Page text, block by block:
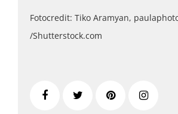
Fotocredit: Tiko Aramyan,
/Shutterstock.com